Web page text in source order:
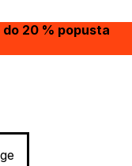
do 20 % popusta